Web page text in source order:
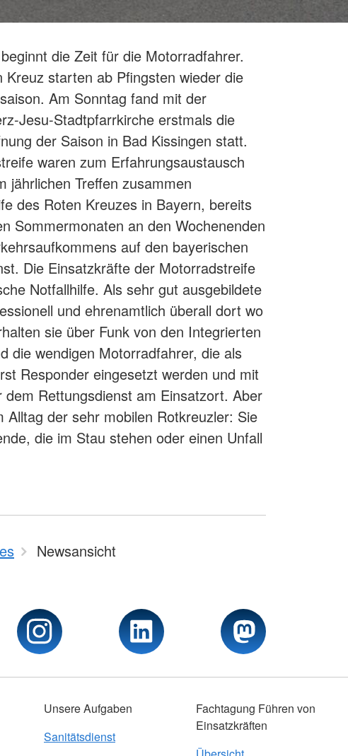
die Zeit für die Motorradfahrer.
starten ab Pfingsten wieder die
Am Sonntag fand mit der
Jesu-Stadtpfarrkirche erstmals die
der Saison in Bad Kissingen statt.
waren zum Erfahrungsaustausch
jährlichen Treffen zusammen
des Roten Kreuzes in Bayern, bereits
Sommermonaten an den Wochenenden
auf den bayerischen
Die Einsatzkräfte der Motorradstreife
Notfallhilfe. Als sehr gut ausgebildete
und ehrenamtlich überall dort wo
sie über Funk von den Integrierten
die wendigen Motorradfahrer, die als
Responder eingesetzt werden und mit
Rettungsdienst am Einsatzort. Aber
der sehr mobilen Rotkreuzler: Sie
die im Stau stehen oder einen Unfall
Newsansicht
Unsere Aufgaben
Sanitätsdienst
Fachtagung Führen von
Einsatzkräften